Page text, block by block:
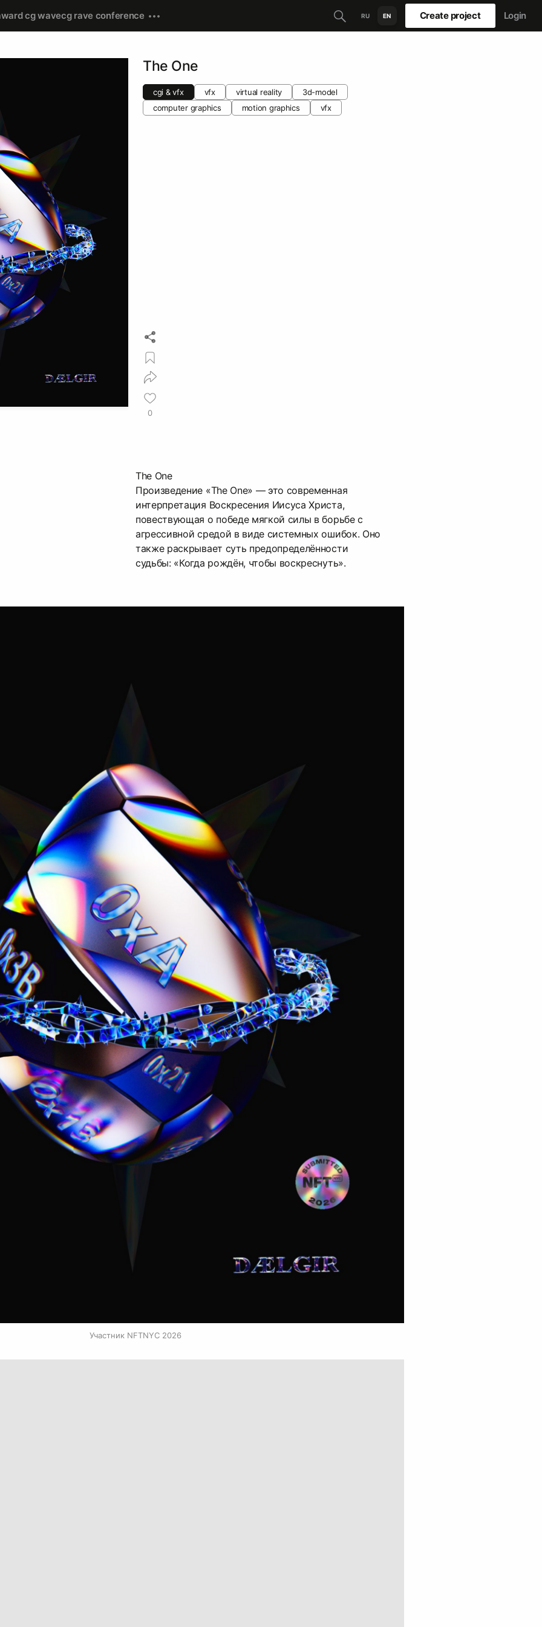
cg wavecg rave conference RU EN Create project Login
The One
cgi & vfx vfx virtual reality
3d-model
computer graphics
motion graphics vfx
0
The One
Произведение «The One» — это современная
интерпретация Воскресения Иисуса Христа,
повествующая о победе мягкой силы в борьбе с
агрессивной средой в виде системных ошибок. Оно
также раскрывает суть предопределённости
судьбы: «Когда рождён, чтобы воскреснуть».
Участник NFTNYC 2026